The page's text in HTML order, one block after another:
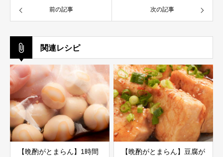
前の記事 次の記事
関連レシピ
【晩酌がとまらん】1時間
【晩酌がとまらん】豆腐が